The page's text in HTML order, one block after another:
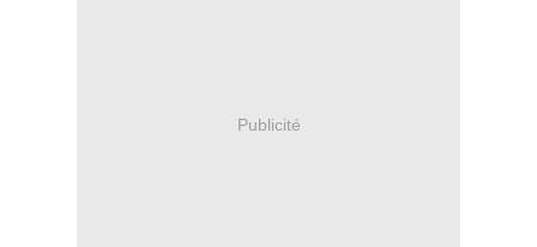
Publicité